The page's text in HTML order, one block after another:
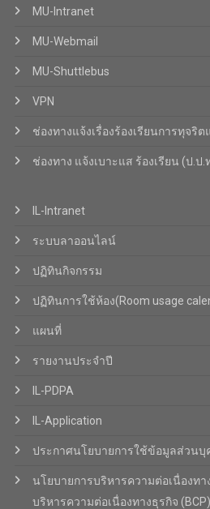
MU-Intranet
MU-Webmail
MU-Shuttlebus
VPN
ช่องทางแจ้งเรื่องร้องเรียนการทุจริ
ช่องทาง แจ้งเบาะแส ร้องเรียน (ป.ป.
IL-Intranet
ระบบลาออนไลน์
ปฏิทินกิจกรรม
ปฏิทินการใช้ห้อง(Room usage
แผนที่
รายงานประจำปี
IL-PDPA
IL-Application
ประกาศนโยบายการใช้ข้อมูลส่วนบุ
นโยบายการบริหารความต่อเนื่องทา
บริหารความต่อเนื่องทางธุรกิจ (BCP)